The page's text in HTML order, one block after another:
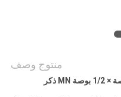
منتوج وصف